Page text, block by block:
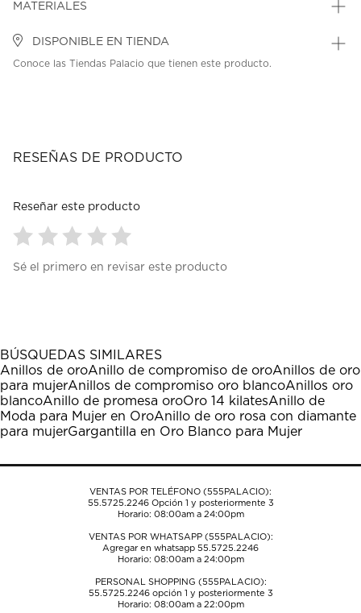
MATERIALES
DISPONIBLE EN TIENDA
Conoce las Tiendas Palacio que tienen este producto.
RESEÑAS DE PRODUCTO
Reseñar este producto
para
1
estrella
Esta
acción
abrirá
el
formulario
envío.
para
estrellas.
Esta
acción
abrirá
el
formulario
envío.
para
estrellas.
Esta
acción
abrirá
el
formulario
envío.
para
estrellas.
Esta
acción
abrirá
el
formulario
envío.
para
estrellas.
Esta
acción
abrirá
el
formulario
envío.
Sé el primero en revisar este producto
BÚSQUEDAS SIMILARES
Anillos de oroAnillo de compromiso de oroAnillos de oro
para mujerAnillos de compromiso oro blancoAnillos oro
blancoAnillo de promesa oroOro 14 kilatesAnillo de
Moda para Mujer en OroAnillo de oro rosa con diamante
para mujerGargantilla en Oro Blanco para Mujer
VENTAS POR TELÉFONO (555PALACIO):
55.5725.2246Opción 1 y posteriormente 3
Horario: 08:00am a 24:00pm
VENTAS POR WHATSAPP (555PALACIO):
Agregar en whatsapp 55.5725.2246
Horario: 08:00am a 24:00pm
PERSONAL SHOPPING (555PALACIO):
55.5725.2246opción 1 y posteriormente 3
Horario: 08:00am a 22:00pm